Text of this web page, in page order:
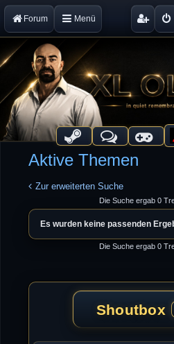
Forum Menü
Aktive Themen
Zur erweiterten Suche
Die Suche ergab 0
Es wurden keine passenden
Die Suche ergab 0
Shoutbox